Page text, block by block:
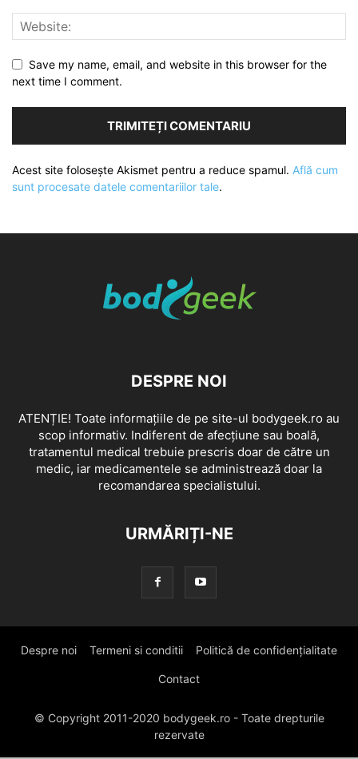
Save my name, email, and website in this browser for the
next time I comment.
Acest site folosește Akismet pentru a reduce spamul. Află cum
sunt procesate datele comentariilor tale.
DESPRE NOI
ATENȚIE! Toate informațiile de pe site-ul bodygeek.ro au
scop informativ. Indiferent de afecțiune sau boală,
tratamentul medical trebuie prescris doar de către un
medic, iar medicamentele se administrează doar la
recomandarea specialistului.
URMĂRIȚI-NE
Despre noi Termeni si conditii Politică de confidențialitate
Contact
© Copyright 2011-2020 bodygeek.ro - Toate drepturile
rezervate